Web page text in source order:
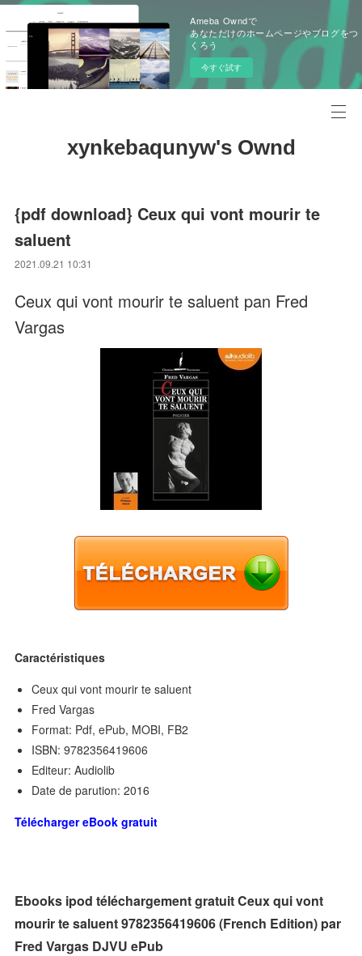
Ameba Owndで
あなただけのホームページやブログをつ
くろう
今すぐ試す
xynkebaqunyw's Ownd
{pdf download} Ceux qui vont mourir te
saluent
2021.09.21 10:31
Ceux qui vont mourir te saluent pan Fred
Vargas
Caractéristiques
Ceux qui vont mourir te saluent
Fred Vargas
Format: Pdf, ePub, MOBI, FB2
ISBN: 9782356419606
Editeur: Audiolib
Date de parution: 2016
Télécharger eBook gratuit
Ebooks ipod téléchargement gratuit Ceux qui vont
mourir te saluent 9782356419606 (French Edition) par
Fred Vargas DJVU ePub